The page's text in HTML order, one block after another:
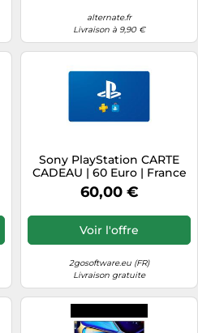
alternate.fr
Livraison à 9,90 €
Sony PlayStation CARTE
CADEAU | 60 Euro | France
60,00 €
Voir l'offre
2gosoftware.eu (FR)
Livraison gratuite